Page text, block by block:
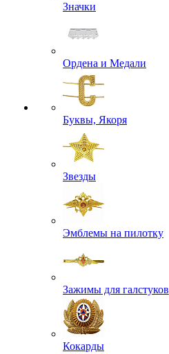
Значки
Ордена и Медали
Буквы, Якоря
Звезды
Эмблемы на пилотку
Зажимы для галстуков
Кокарды